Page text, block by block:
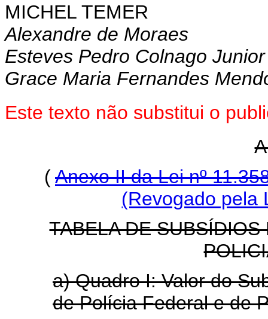
MICHEL TEMER
Alexandre de Moraes
Esteves Pedro Colnago Junior
Grace Maria Fernandes
Este texto não substitui o
(Anexo II da Lei nº
(Revogado pela
TABELA DE
a) Quadro I: Valor do
de Polícia Federal e de